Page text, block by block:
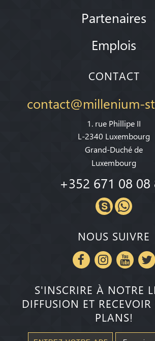
Partenaires
Emplois
CONTACT
contact@millenium-
1. rue Phillipe II
L-2340 Luxembourg
Grand-Duché de
Luxembourg
+352 671 08 08
NOUS SUIVRE
S'INSCRIRE À NOTRE
DIFFUSION ET RECEVOIR
PLANS!